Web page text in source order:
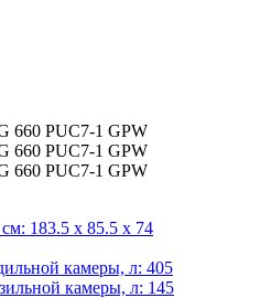
183.5 х 85.5 х 74
камеры, л: 405
камеры, л: 145